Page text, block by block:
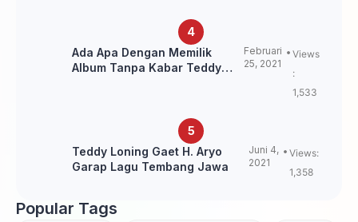
Ada Apa Dengan Memilik
Album Tanpa Kabar Teddy
Februari
25, 2021
Views
:
1,533
Teddy Loning Gaet H. Aryo
Garap Lagu Tembang Jawa
Juni 4,
2021
Views:
1,358
Popular Tags